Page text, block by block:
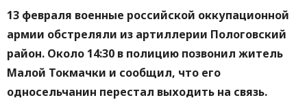
13 февраля военные российской оккупационной
армии обстреляли из артиллерии Пологовский
район. Около 14:30 в полицию позвонил житель
Малой Токмачки и сообщил, что его
односельчанин перестал выходить на связь.